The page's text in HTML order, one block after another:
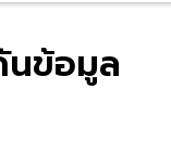
นข้อมูล